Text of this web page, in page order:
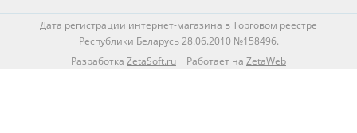
Дата регистрации интернет-магазина в Торговом реестре
Республики Беларусь 28.06.2010 №158496.
Разработка ZetaSoft.ru Работает на ZetaWeb